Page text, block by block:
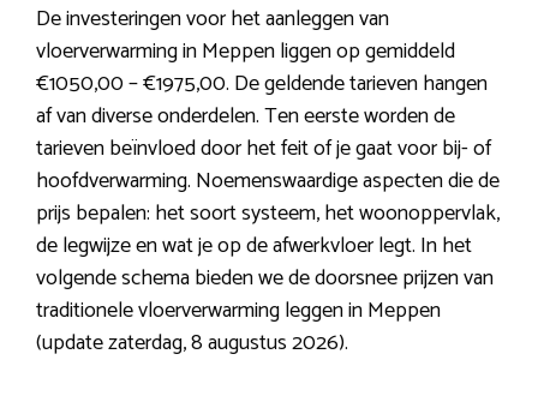
De investeringen voor het aanleggen van
vloerverwarming in Meppen liggen op gemiddeld
€1050,00 – €1975,00. De geldende tarieven hangen
af van diverse onderdelen. Ten eerste worden de
tarieven beïnvloed door het feit of je gaat voor bij- of
hoofdverwarming. Noemenswaardige aspecten die de
prijs bepalen: het soort systeem, het woonoppervlak,
de legwijze en wat je op de afwerkvloer legt. In het
volgende schema bieden we de doorsnee prijzen van
traditionele vloerverwarming leggen in Meppen
(update zaterdag, 8 augustus 2026).